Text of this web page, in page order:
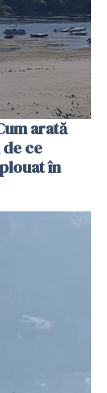
arată
ce
în